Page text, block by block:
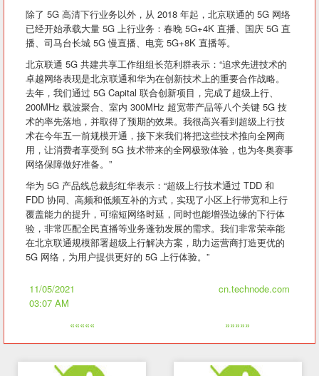
除了 5G 高清下行业务以外，从 2018 年起，北京联通的 5G 网络
已经开始承载大量 5G 上行业务：春晚 5G+4K 直播、国庆 5G 直
播、司马台长城 5G 慢直播、电竞 5G+8K 直播等。
北京联通 5G 共建共享工作组组长范利群表示：“追求先进技术的
卓越网络表现是北京联通和华为在创新技术上的重要合作战略。
去年，我们通过 5G Capital 联合创新项目，完成了超级上行、
200MHz 载波聚合、室内 300MHz 超宽带产品等八个关键 5G 技
术的率先落地，并取得了预期的效果。我很高兴看到超级上行技
术在今年五一前规模开通，接下来我们将把这些技术推向全网商
用，让消费者享受到 5G 技术带来的全网极致体验，也为冬奥赛事
网络保障做好准备。”
华为 5G 产品线总裁彭红华表示：“超级上行技术通过 TDD 和
FDD 协同、高频和低频互补的方式，实现了小区上行带宽和上行
覆盖能力的提升，可缩短网络时延，同时也能增强边缘的下行体
验，非常匹配全民直播等业务蓬勃发展的需求。我们非常荣幸能
在北京联通规模部署超级上行解决方案，助力运营商打造更优的
5G 网络，为用户提供更好的 5G 上行体验。”
11/05/2021
03:07 AM
cn.technode.com
««««« »»»»»